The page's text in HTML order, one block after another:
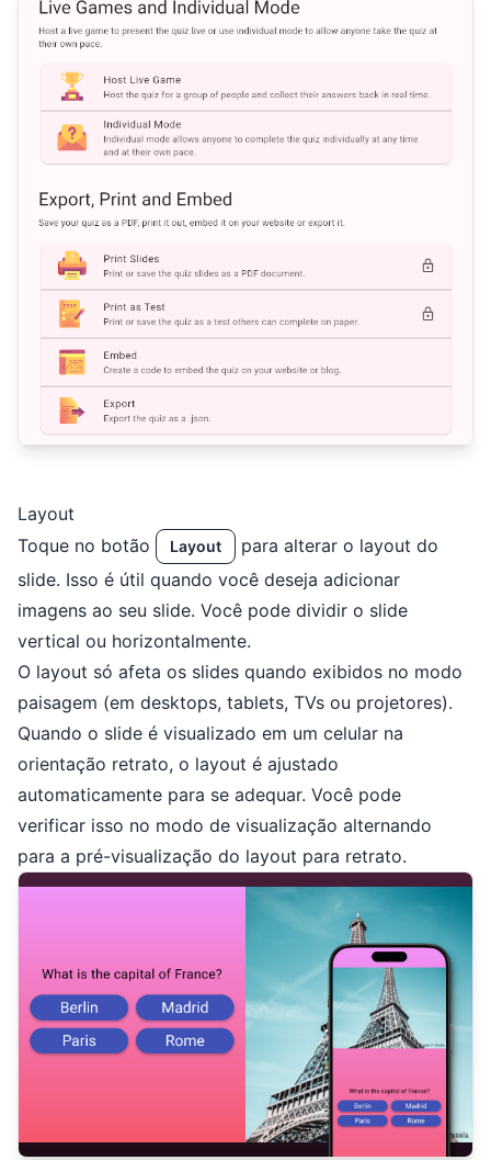
Layout
Toque no botão
Layout
para alterar o layout do
slide. Isso é útil quando você deseja adicionar
imagens ao seu slide. Você pode dividir o slide
vertical ou horizontalmente.
O layout só afeta os slides quando exibidos no modo
paisagem (em desktops, tablets, TVs ou projetores).
Quando o slide é visualizado em um celular na
orientação retrato, o layout é ajustado
automaticamente para se adequar. Você pode
verificar isso no modo de visualização alternando
para a pré-visualização do layout para retrato.